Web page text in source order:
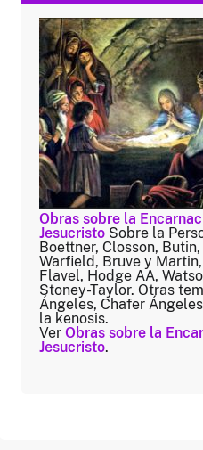
Obras sobre la
Jesucristo Sobre la
Boettner, Closson,
Warfield, Bruve y
Flavel, Hodge AA,
Stoney-Taylor. Otras
Ángeles, Chafer
la kenosis.
Ver Obras sobre la
Jesucristo.